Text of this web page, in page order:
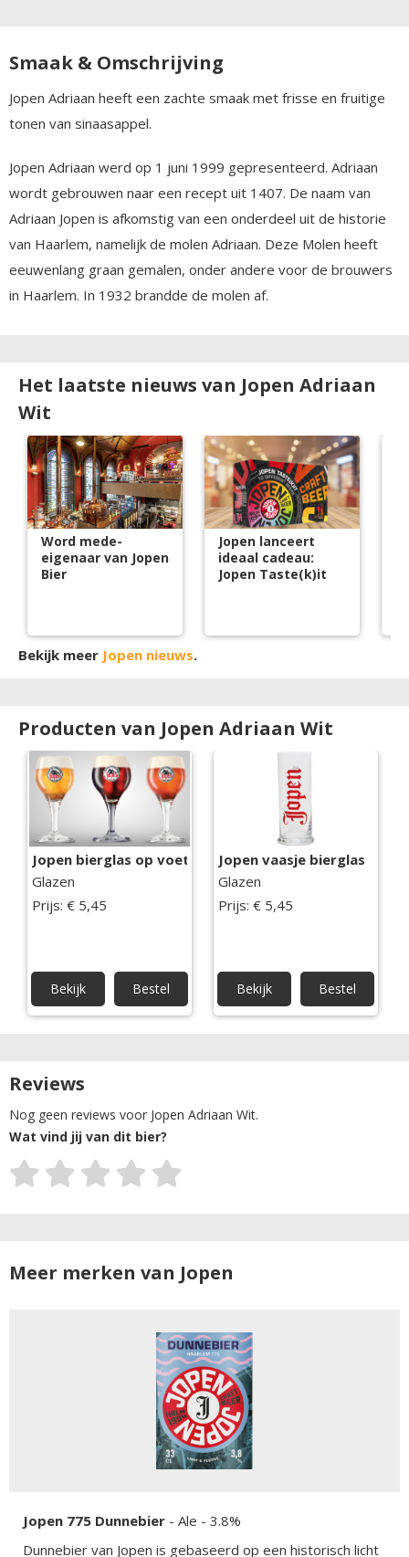
Smaak & Omschrijving
Jopen Adriaan heeft een zachte smaak met frisse en fruitige
tonen van sinaasappel.
Jopen Adriaan werd op 1 juni 1999 gepresenteerd. Adriaan
wordt gebrouwen naar een recept uit 1407. De naam van
Adriaan Jopen is afkomstig van een onderdeel uit de historie
van Haarlem, namelijk de molen Adriaan. Deze Molen heeft
eeuwenlang graan gemalen, onder andere voor de brouwers
in Haarlem. In 1932 brandde de molen af.
Het laatste nieuws van Jopen Adriaan
Wit
Word mede-
eigenaar van Jopen
Bier
Jopen lanceert
ideaal cadeau:
Jopen Taste(k)it
Bekijk meer Jopen nieuws.
Producten van Jopen Adriaan Wit
Jopen bierglas op voet
Glazen
Prijs: € 5,45
Bekijk Bestel
Jopen vaasje bierglas
Glazen
Prijs: € 5,45
Bekijk Bestel
Reviews
Nog geen reviews voor Jopen Adriaan Wit.
Wat vind jij van dit bier?
Meer merken van Jopen
Jopen 775 Dunnebier - Ale - 3.8%
Dunnebier van Jopen is gebaseerd op een historisch licht